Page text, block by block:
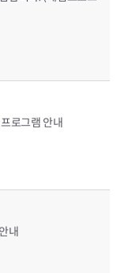
로그램 안내
내